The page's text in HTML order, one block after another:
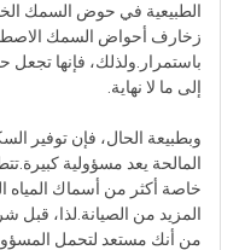
الطبيعية في حوض السمك
زخارف أحواض السمك
باستمرار.ولذلك، فإنها
إلى ما لا نهاية.
وبطبيعة الحال، فإن توفير
المالحة يعد مسؤولية
خاصة أكثر من أسماك
المزيد من الصيانة.لذا، قبل
من أنك مستعد لتحمل